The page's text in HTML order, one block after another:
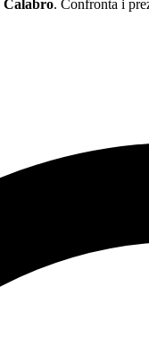
Calabro. Confronta i